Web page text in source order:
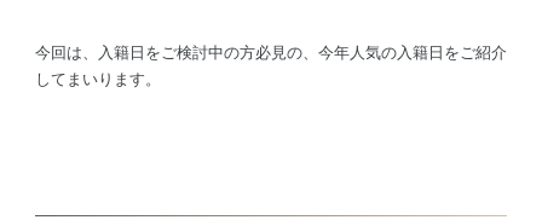
今回は、入籍日をご検討中の方必見の、今年人気の入籍日をご紹介
してまいります。